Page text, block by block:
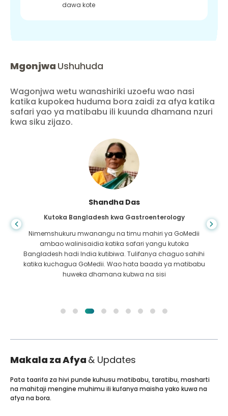
dawa kote
Mgonjwa Ushuhuda
Wagonjwa wetu wanashiriki uzoefu wao nasi
katika kupokea huduma bora zaidi za afya katika
safari yao ya matibabu ili kuunda dhamana nzuri
kwa siku zijazo.
Shandha Das
Kutoka Bangladesh kwa Gastroenterology
Nimemshukuru mwanangu na timu mahiri ya GoMedii
ambao walinisaidia katika safari yangu kutoka
Bangladesh hadi India kutibiwa. Tulifanya chaguo sahihi
katika kuchagua GoMedii. Wao hata baada ya matibabu
huweka dhamana kubwa na sisi
Makala za Afya & Updates
Pata taarifa za hivi punde kuhusu matibabu, taratibu, masharti
na mahitaji mengine muhimu ili kufanya maisha yako kuwa na
afya na bora.